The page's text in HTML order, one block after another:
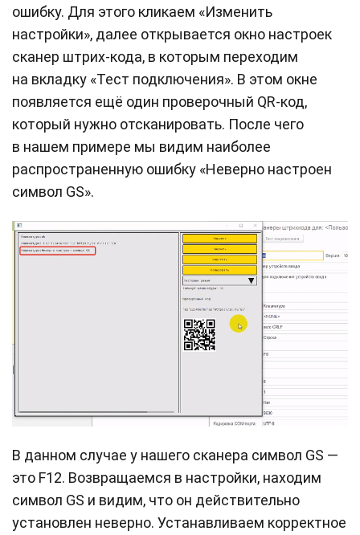
ошибку. Для этого кликаем «Изменить
настройки», далее открывается окно настроек
сканер штрих-кода, в которым переходим
на вкладку «Тест подключения». В этом окне
появляется ещё один проверочный QR-код,
который нужно отсканировать. После чего
в нашем примере мы видим наиболее
распространенную ошибку «Неверно настроен
символ GS».
В данном случае у нашего сканера символ GS —
это F12. Возвращаемся в настройки, находим
символ GS и видим, что он действительно
установлен неверно. Устанавливаем корректное